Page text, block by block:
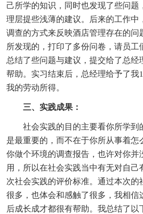
己所学的知识，同时也发现了些问题
理层提些浅薄的建议。后来的工作中
调查的方式来反映酒店管理存在的问
所发现的，打印了多份问卷，请员工
总结了些问题与建议，提交给了总经
帮助。实习结束后，总经理给予了我
我的劳动所得。
三、实践成果：
社会实践的目的主要看你所学到
是最重要的，而不在于你所从事着怎
你做个环境的调查报告，也许对你并
用，所以在社会实践当中有无对自己
次社会实践的评价标准。通过本次的
很多，也体会和感触了很多，我相信
后成长成才都很有帮助。我总结了以